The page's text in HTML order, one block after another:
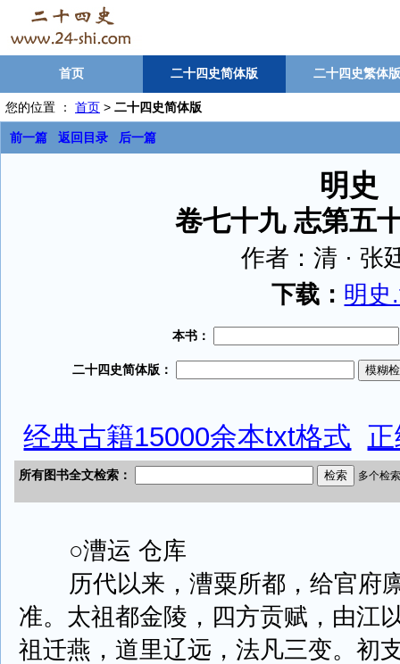
首页 二十四史简体版 二十四史繁体版
您的位置 ： 首页 > 二十四史简体版
前一篇 返回目录 后一篇
明史
卷七十九 志第五
作者：清 · 张
下载： 明史
本书：
经典古籍15000余本txt格式
○漕运 仓库
历代以来，漕粟所都，给官府
准。太祖都金陵，四方贡赋，由江
祖迁燕，道里辽远，法凡三变。初